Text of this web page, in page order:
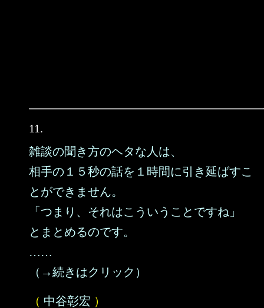
11.
雑談の聞き方のヘタな人は、
相手の１５秒の話を１時間に引き延ばすこ
とができません。
「つまり、それはこういうことですね」
とまとめるのです。
……
（→続きはクリック）
（ 中谷彰宏 ）